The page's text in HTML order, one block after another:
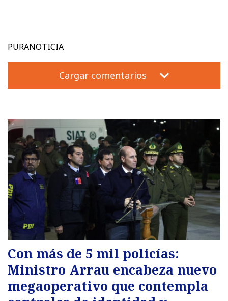
PURANOTICIA
Cargar comentarios
Con más de 5 mil policías:
Ministro Arrau encabeza nuevo
megaoperativo que contempla